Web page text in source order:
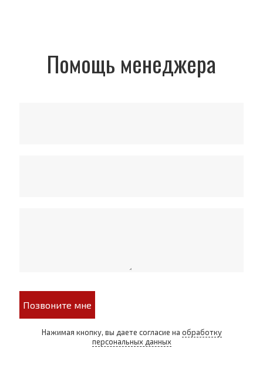
Помощь менеджера
Позвоните мне
Нажимая кнопку, вы даете согласие на обработку
персональных данных